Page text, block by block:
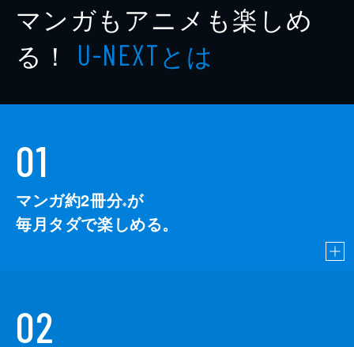
マンガもアニメも楽しめ
る！ U-NEXTとは
01
マンガ約2冊分※が
毎月タダで楽しめる。
02